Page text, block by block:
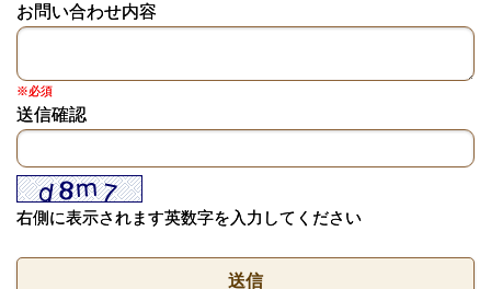
お問い合わせ内容
※必須
送信確認
右側に表示されます英数字を入力してください
送信